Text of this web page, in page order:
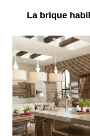
La brique